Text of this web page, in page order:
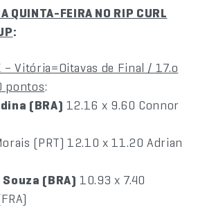
QUINTA-FEIRA NO RIP CURL
:
– Vitória=Oitavas de Final / 17.o
pontos:
(BRA) 12.16 x 9.60 Connor
(PRT) 12.10 x 11.20 Adrian
(BRA) 10.93 x 7.40